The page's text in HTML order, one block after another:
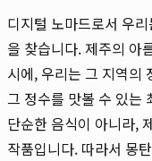
디지털 노마드로서 우
을 찾습니다. 제주의 아
시에, 우리는 그 지역의
그 정수를 맛볼 수 있는
단순한 음식이 아니라,
작품입니다. 따라서 몽